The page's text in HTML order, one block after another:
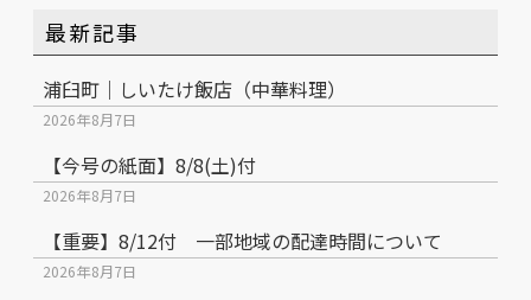
最新記事
浦臼町｜しいたけ飯店（中華料理）
2026年8月7日
【今号の紙面】8/8(土)付
2026年8月7日
【重要】8/12付 一部地域の配達時間について
2026年8月7日